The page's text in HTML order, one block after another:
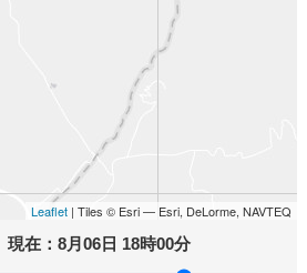
Leaflet | Tiles © Esri — Esri, DeLorme, NAVTEQ
現在：8月06日 18時00分